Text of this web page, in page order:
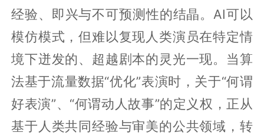
经验、即兴与不可预测性的结晶。AI可以
模仿模式，但难以复现人类演员在特定情
境下迸发的、超越剧本的灵光一现。当算
法基于流量数据“优化”表演时，关于“何谓
好表演”、“何谓动人故事”的定义权，正从
基于人类共同经验与审美的公共领域，转